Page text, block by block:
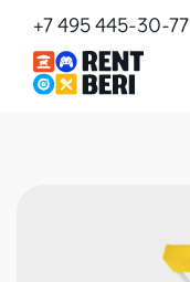
+7 495 445-30-77